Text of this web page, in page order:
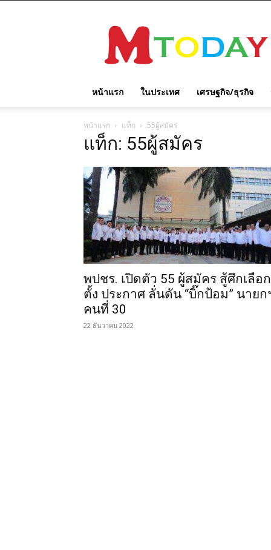
TODAY
หน้าแรก ในประเทศ เศรษฐกิจ/ธุรกิจ
หน้าแรก แท็ก 55ผู้สมัคร
แท็ก: 55ผู้สมัคร
พปชร. เปิดตัว 55 ผู้สมัคร สู้ศึกเลือก
ตั้ง ประกาศ ลั่นดัน “บิ๊กป้อม” นายก
คนที่ 30
22 ธันวาคม 2022